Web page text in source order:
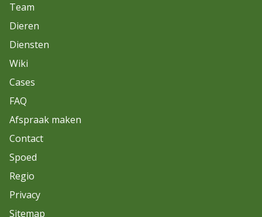
Team
Dieren
Diensten
Wiki
Cases
FAQ
Afspraak maken
Contact
Spoed
Regio
Privacy
Sitemap